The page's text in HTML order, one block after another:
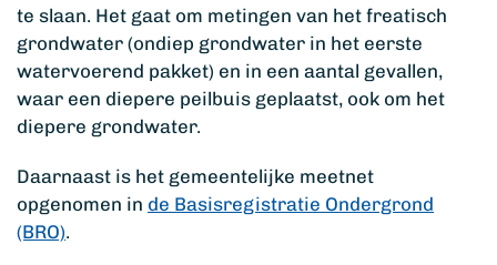
te slaan. Het gaat om metingen van het freatisch
grondwater (ondiep grondwater in het eerste
watervoerend pakket) en in een aantal gevallen,
waar een diepere peilbuis geplaatst, ook om het
diepere grondwater.
Daarnaast is het gemeentelijke meetnet
opgenomen in de Basisregistratie Ondergrond
(BRO).